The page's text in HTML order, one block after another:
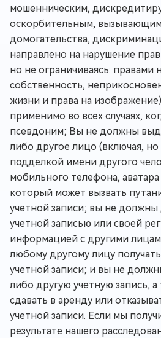
мошенническим,
оскорбительным, вызывающим
домогательства,
направлено на нарушение
но не ограничиваясь: правами
собственность,
жизни и права на
применимо во всех случаях,
псевдоним; Вы не должны
либо другое лицо (включая, но
подделкой имени другого
мобильного телефона,
который может вызвать
учетной записи; вы не должны
учетной записью или своей
информацией с другими
любому другому лицу
учетной записи; и вы не
либо другую учетную запись,
сдавать в аренду или
учетной записи. Если мы
результате нашего